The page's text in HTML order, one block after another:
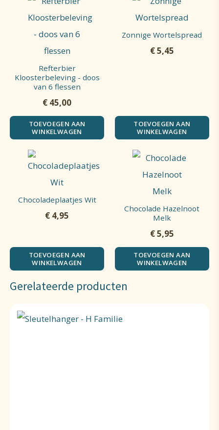
Refterbier
Kloosterbeleving - doos
van 6 flessen
€ 45,00
TOEVOEGEN AAN
WINKELWAGEN
Zonnige Wortelspread
€5,45
TOEVOEGEN AAN
WINKELWAGEN
Chocoladeplaatjes Wit
€ 4,95
TOEVOEGEN AAN
WINKELWAGEN
Chocolade Hazelnoot
Melk
€5,95
TOEVOEGEN AAN
WINKELWAGEN
Gerelateerde producten